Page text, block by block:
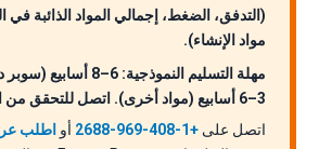
(التدفق، الضغط، إجمالي المواد الذائبة في
مواد الإنشاء).
3–6 أسابيع (مواد أخرى). اتصل للتحقق من الجدول الحالي.
اتصل على +1-408-969-2688 أو اطلب